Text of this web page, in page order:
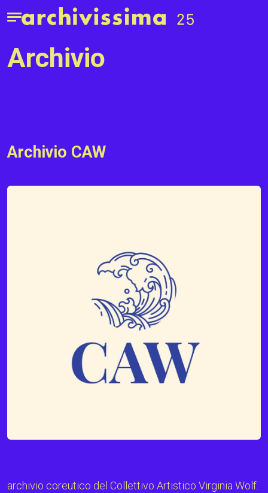
Home page
Apri il menu
archivio
Archivio CAW
archivio coreutico del Collettivo Artistico Virginia Wolf.